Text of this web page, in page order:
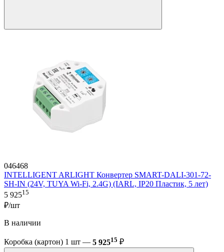
046468
INTELLIGENT ARLIGHT Конвертер SMART-DALI-301-72-
SH-IN (24V, TUYA Wi-Fi, 2.4G) (IARL, IP20 Пластик, 5 лет)
5 92515
₽/шт
В наличии
Коробка (картон) 1 шт — 5 92515 ₽